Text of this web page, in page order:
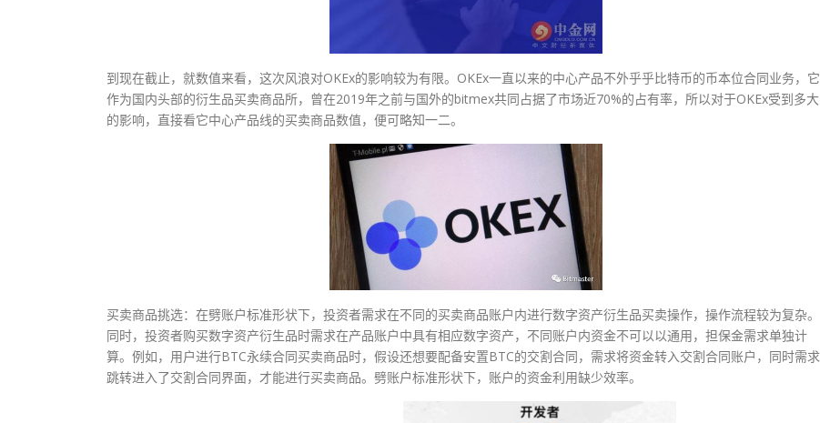
到现在截止，就数值来看，这次风浪对OKEx的影响较为有限。OKEx一直以来的中心产品不外乎乎比特币的币本位合同业务，它
作为国内头部的衍生品买卖商品所，曾在2019年之前与国外的bitmex共同占据了市场近70%的占有率，所以对于OKEx受到多大
的影响，直接看它中心产品线的买卖商品数值，便可略知一二。
买卖商品挑选：在劈账户标准形状下，投资者需求在不同的买卖商品账户内进行数字资产衍生品买卖操作，操作流程较为复杂。
同时，投资者购买数字资产衍生品时需求在产品账户中具有相应数字资产，不同账户内资金不可以以通用，担保金需求单独计
算。例如，用户进行BTC永续合同买卖商品时，假设还想要配备安置BTC的交割合同，需求将资金转入交割合同账户，同时需求
跳转进入了交割合同界面，才能进行买卖商品。劈账户标准形状下，账户的资金利用缺少效率。